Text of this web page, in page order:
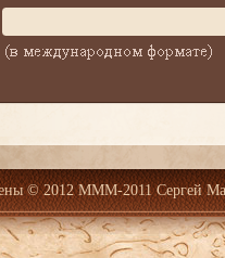
© 2012 МММ-2011 Сергей